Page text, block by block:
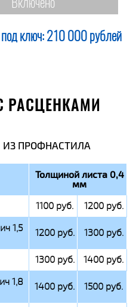
Включено
под ключ: 210 000 рублей
РАСЦЕНКАМИ
ПРОФНАСТИЛА
Толщиной листа 0,4
мм
1100 руб.
1200 руб.
1,5
1200 руб. 1300 руб.
1300 руб.
1400 руб.
1,8
1400 руб. 1500 руб.